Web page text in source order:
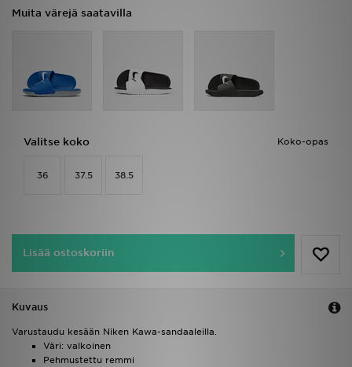
Muita värejä saatavilla
Koko-opas
Valitse koko
36 37.5 38.5
Lisää ostoskoriin
Kuvaus
Varustaudu kesään Niken Kawa-sandaaleilla.
Väri: valkoinen
Pehmustettu remmi
Minun JD
Asiakaspalvelu ja tietoa